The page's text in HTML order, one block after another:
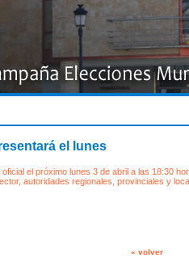
el lunes
el próximo lunes 3 de abril a las 18:30
autoridades regionales, provinciales y
« volver